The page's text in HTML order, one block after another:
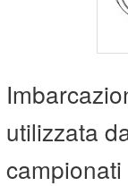
utilizzata